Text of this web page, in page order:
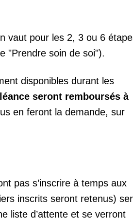
vaut pour les 2, 3 ou 6
"Prendre soin de soi").
disponibles durant les
seront remboursés à
en feront la demande, sur
pas s’inscrire à temps aux
inscrits seront retenus)
liste d’attente et se verront